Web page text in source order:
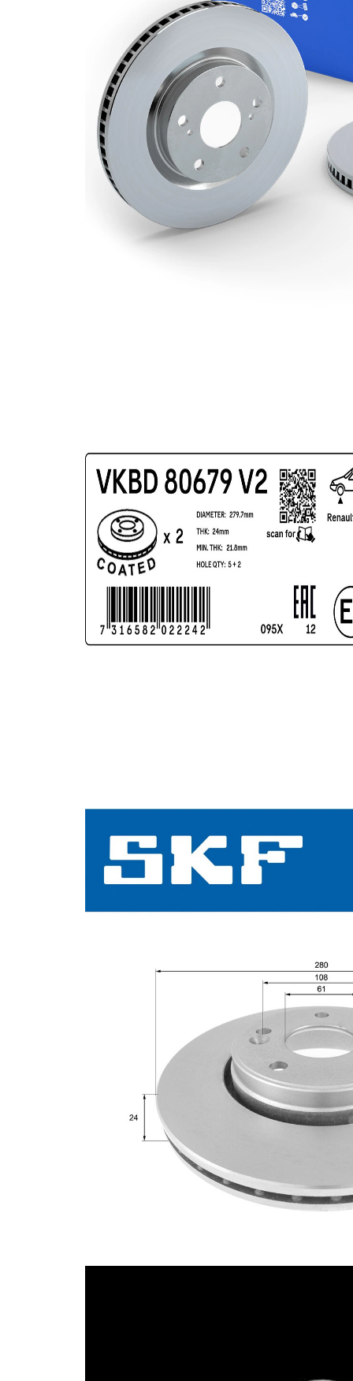
21,8 mm
pistoane
Diametru
exterior
280 mm
Numar
gauri
5
Diametru
de centrare
61 mm
Asezare
gauri Ø
108 mm
Suprafata
acoperit
protector)